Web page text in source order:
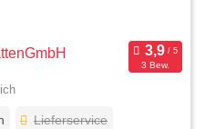
3 Bew.
Lieferservice